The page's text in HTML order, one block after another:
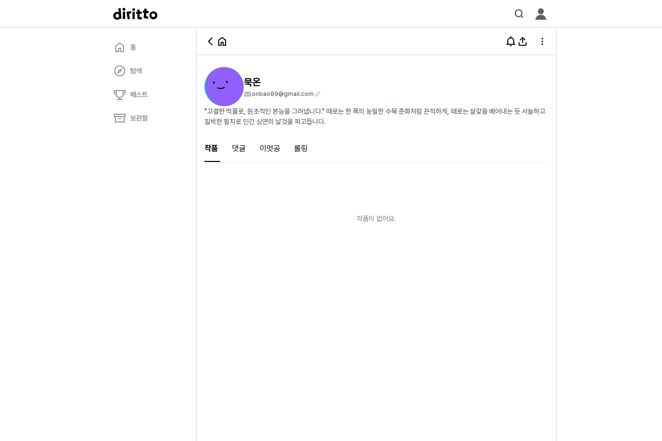
홈
탐색
베스트
보관함
묵온
onbao89@gmail.com
"고결한 먹물로, 원초적인 본능을 그려냅니다." 때로는 한 폭의 농밀한 수묵 춘화처럼 끈적하게, 때로는 살갗을 베어내는 듯 서늘하고
질박한 필치로 인간 심연의 날것을 파고듭니다.
작품 댓글 이멋공 롤링
작품이 없어요.